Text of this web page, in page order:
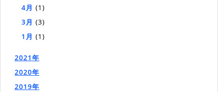
4月 (1)
3月 (3)
1月 (1)
2021年
2020年
2019年